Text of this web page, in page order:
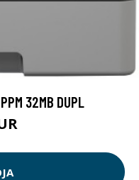
32MB DUPL